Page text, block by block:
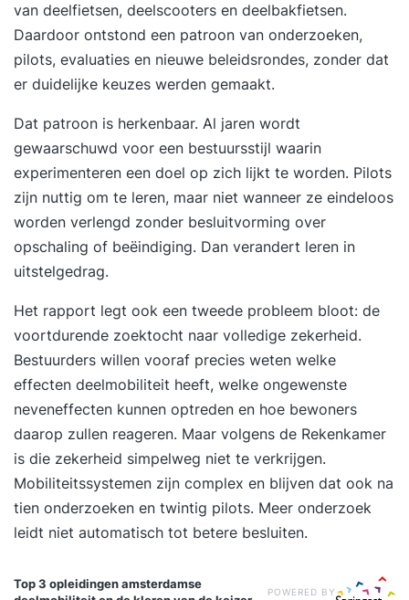
van deelfietsen, deelscooters en deelbakfietsen.
Daardoor ontstond een patroon van onderzoeken,
pilots, evaluaties en nieuwe beleidsrondes, zonder dat
er duidelijke keuzes werden gemaakt.
Dat patroon is herkenbaar. Al jaren wordt
gewaarschuwd voor een bestuursstijl waarin
experimenteren een doel op zich lijkt te worden. Pilots
zijn nuttig om te leren, maar niet wanneer ze eindeloos
worden verlengd zonder besluitvorming over
opschaling of beëindiging. Dan verandert leren in
uitstelgedrag.
Het rapport legt ook een tweede probleem bloot: de
voortdurende zoektocht naar volledige zekerheid.
Bestuurders willen vooraf precies weten welke
effecten deelmobiliteit heeft, welke ongewenste
neveneffecten kunnen optreden en hoe bewoners
daarop zullen reageren. Maar volgens de Rekenkamer
is die zekerheid simpelweg niet te verkrijgen.
Mobiliteitssystemen zijn complex en blijven dat ook na
tien onderzoeken en twintig pilots. Meer onderzoek
leidt niet automatisch tot betere besluiten.
Top 3 opleidingenamsterdamse
POWERED BY